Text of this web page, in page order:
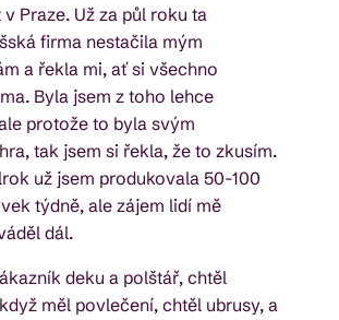
Praze. Už za půl roku ta
firma nestačila mým
a řekla mi, ať si všechno
Byla jsem z toho lehce
protože to byla svým
tak jsem si řekla, že to zkusím.
už jsem produkovala 50-100
týdně, ale zájem lidí mě
dál.
deku a polštář, chtěl
měl povlečení, chtěl ubrusy, a